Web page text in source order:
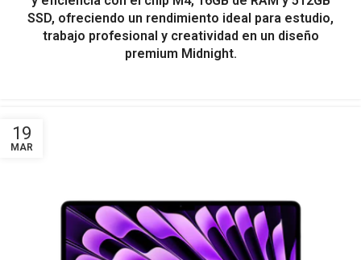
SSD, ofreciendo un rendimiento ideal para estudio,
trabajo profesional y creatividad en un diseño
premium Midnight.
19
MAR